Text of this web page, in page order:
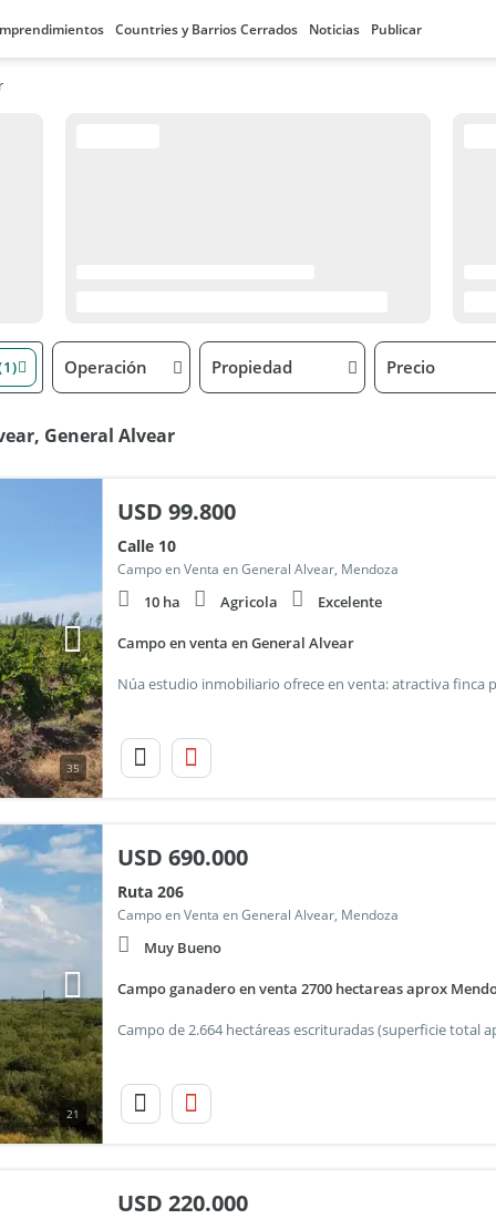
Countries y Barrios Cerrados Noticias Publicar
Operación Propiedad Precio
General Alvear
35
USD 99.800
Calle 10
Campo en Venta en General Alvear, Mendoza
10 ha Agricola Excelente
Campo en venta en General Alvear
21
USD 690.000
Ruta 206
Campo en Venta en General Alvear, Mendoza
Muy Bueno
Campo ganadero en venta 2700 hectareas aprox
USD 220.000